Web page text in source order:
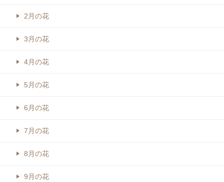
2月の花
3月の花
4月の花
5月の花
6月の花
7月の花
8月の花
9月の花